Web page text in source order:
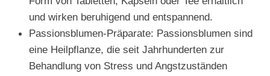
und wirken beruhigend und entspannend.
Passionsblumen-Präparate: Passionsblumen sind
eine Heilpflanze, die seit Jahrhunderten zur
Behandlung von Stress und Angstzuständen